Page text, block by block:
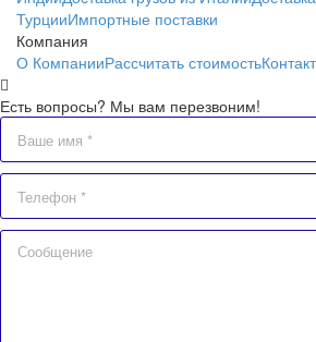
ТурцииИмпортные поставки
Компания
О КомпанииРассчитать стоимость
Есть вопросы? Мы вам перезвоним!